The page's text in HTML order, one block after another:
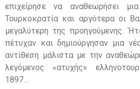
επιχείρησε να αναθεωρήσει
Τουρκοκρατία και αργότερα οι
μεγαλύτερη της προηγούμενης.
πέτυχαν και δημιούργησαν μια
αντίθεση μάλιστα με την
λεγόμενος «ατυχής»
1897…